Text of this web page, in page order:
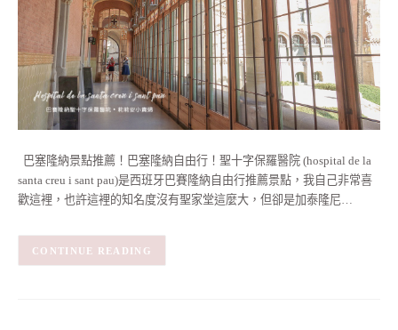
巴塞隆納景點推薦！巴塞隆納自由行！聖十字保羅醫院 (hospital de la
santa creu i sant pau)是西班牙巴賽隆納自由行推薦景點，我自己非常喜
歡這裡，也許這裡的知名度沒有聖家堂這麼大，但卻是加泰隆尼…
CONTINUE READING